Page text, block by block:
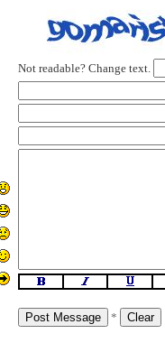
Not readable? Change text.
*